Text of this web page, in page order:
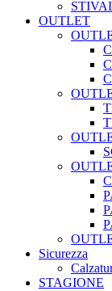
OUTLET
Sicurezza
STAGIONE